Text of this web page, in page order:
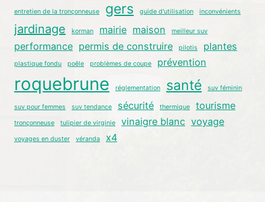
entretien de la tronçonneuse gers guide d'utilisation inconvénients
jardinage korman mairie maison meilleur suv
performance permis de construire pilotis plantes
plastique fondu poêle problèmes de coupe prévention
roquebrune réglementation santé suv féminin
suv pour femmes suv tendance sécurité thermique tourisme
tronçonneuse tulipier de virginie vinaigre blanc voyage
voyages en duster véranda x4